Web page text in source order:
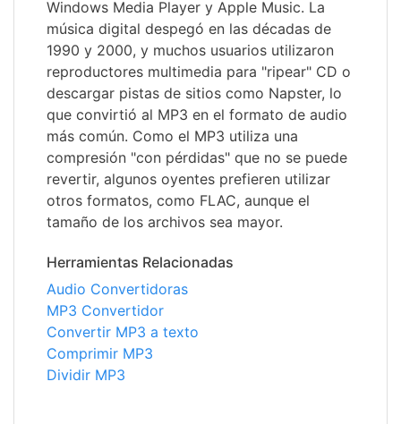
Windows Media Player y Apple Music. La
música digital despegó en las décadas de
1990 y 2000, y muchos usuarios utilizaron
reproductores multimedia para "ripear" CD o
descargar pistas de sitios como Napster, lo
que convirtió al MP3 en el formato de audio
más común. Como el MP3 utiliza una
compresión "con pérdidas" que no se puede
revertir, algunos oyentes prefieren utilizar
otros formatos, como FLAC, aunque el
tamaño de los archivos sea mayor.
Herramientas Relacionadas
Audio Convertidoras
MP3 Convertidor
Convertir MP3 a texto
Comprimir MP3
Dividir MP3